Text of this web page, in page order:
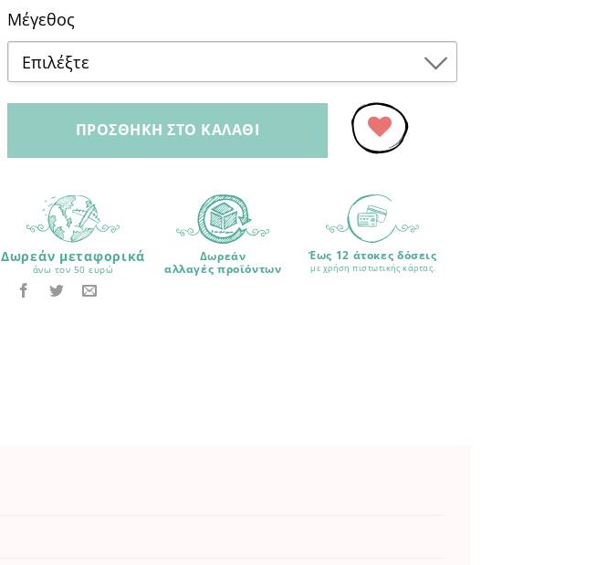
Μέγεθος
Επιλέξτε
8 ετών
10 ετών
12 ετών
14 ετών
ΠΡΟΣΘΉΚΗ ΣΤΟ ΚΑΛΆΘΙ
στα
Αγαπημένα
Δωρεάν μεταφορικά
άνω τον 50 ευρώ
Δωρεάν
αλλαγές προϊόντων
Έως 12 άτοκες δόσεις
με χρήση πιστωτικής κάρτας.